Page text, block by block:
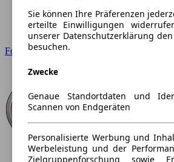
Ford
Sie können Ihre Präferenzen
erteilte Einwilligungen
unserer Datenschutzerklärung
besuchen.
Zwecke
Genaue Standortdaten und
Scannen von Endgeräten
Personalisierte Werbung und
Werbeleistung und der
Zielgruppenforschung sowie